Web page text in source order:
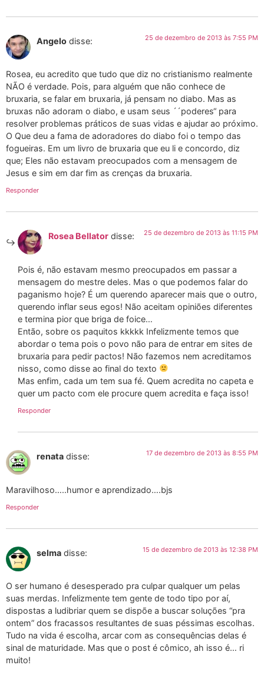
Angelo disse: 25 de dezembro de 2013 às 7:55 PM
Rosea, eu acredito que tudo que diz no cristianismo realmente
NÃO é verdade. Pois, para alguém que não conhece de
bruxaria, se falar em bruxaria, já pensam no diabo. Mas as
bruxas não adoram o diabo, e usam seus ´´poderes“ para
resolver problemas práticos de suas vidas e ajudar ao próximo.
O Que deu a fama de adoradores do diabo foi o tempo das
fogueiras. Em um livro de bruxaria que eu li e concordo, diz
que; Eles não estavam preocupados com a mensagem de
Jesus e sim em dar fim as crenças da bruxaria.
Responder
Rosea Bellator disse: 25 de dezembro de 2013 às 11:15 PM
Pois é, não estavam mesmo preocupados em passar a
mensagem do mestre deles. Mas o que podemos falar do
paganismo hoje? É um querendo aparecer mais que o outro,
querendo inflar seus egos! Não aceitam opiniões diferentes
e termina pior que briga de foice…
Então, sobre os paquitos kkkkk Infelizmente temos que
abordar o tema pois o povo não para de entrar em sites de
bruxaria para pedir pactos! Não fazemos nem acreditamos
nisso, como disse ao final do texto
Mas enfim, cada um tem sua fé. Quem acredita no capeta e
quer um pacto com ele procure quem acredita e faça isso!
Responder
renata disse: 17 de dezembro de 2013 às 8:55 PM
Maravilhoso…..humor e aprendizado….bjs
Responder
selma disse: 15 de dezembro de 2013 às 12:38 PM
O ser humano é desesperado pra culpar qualquer um pelas
suas merdas. Infelizmente tem gente de todo tipo por aí,
dispostas a ludibriar quem se dispõe a buscar soluções “pra
ontem” dos fracassos resultantes de suas péssimas escolhas.
Tudo na vida é escolha, arcar com as consequências delas é
sinal de maturidade. Mas que o post é cômico, ah isso é… ri
muito!